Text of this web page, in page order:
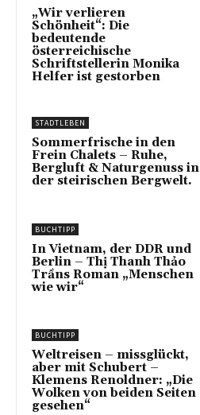
„Wir verlieren
Schönheit“: Die
bedeutende
österreichische
Schriftstellerin Monika
Helfer ist gestorben
STADTLEBEN
Sommerfrische in den
Frein Chalets – Ruhe,
Bergluft & Naturgenuss in
der steirischen Bergwelt.
BUCHTIPP
In Vietnam, der DDR und
Berlin – Thị Thanh Thảo
Trầns Roman „Menschen
wie wir“
BUCHTIPP
Weltreisen – missglückt,
aber mit Schubert –
Klemens Renoldner: „Die
Wolken von beiden Seiten
gesehen“